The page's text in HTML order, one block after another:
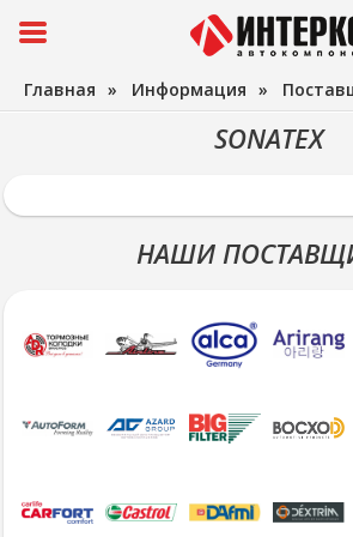
Главная » Информация »
SONATEX
НАШИ